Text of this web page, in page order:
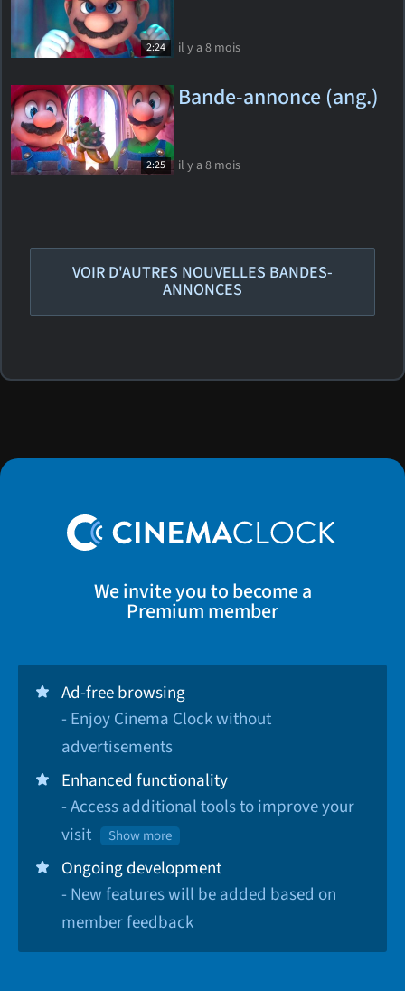
2:24 il y a 8 mois
2:25
Bande-annonce (ang.)
il y a 8 mois
VOIR D'AUTRES NOUVELLES BANDES-
ANNONCES
We invite you to become a
Premium member
Ad-free browsing
- Enjoy Cinema Clock without
advertisements
Enhanced functionality
- Access additional tools to improve your
visit
Show more
Ongoing development
- New features will be added based on
member feedback